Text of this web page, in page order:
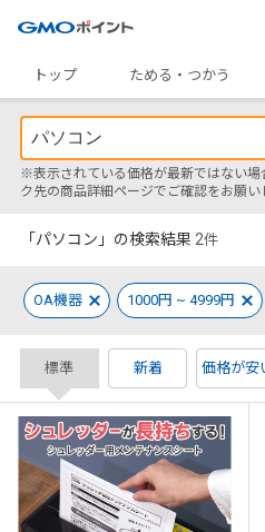
トップ
ためる・つかう
※表示されている価格が最新ではない場
ク先の商品詳細ページでご確認をお願い
「パソコン」の検索結果 2件
OA機器 1000円 ~ 4999円
標準 新着 価格が安